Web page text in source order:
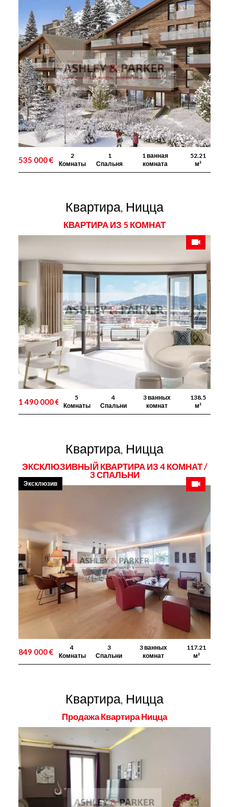
535 000 €
2
Комнаты
1
Спальня
1 ванная
комната
52.21
м²
Квартира, Ницца
КВАРТИРА ИЗ 5 КОМНАТ
1 490 000 €
5
Комнаты
4
Спальни
3 ванных
комнат
138.5
м²
Квартира, Ницца
ЭКСКЛЮЗИВНЫЙ КВАРТИРА ИЗ 4 КОМНАТ /
3 СПАЛЬНИ
849 000 €
4
Комнаты
3
Спальни
3 ванных
комнат
117.21
м²
Эксклюзив
Квартира, Ницца
Продажа Квартира Ницца